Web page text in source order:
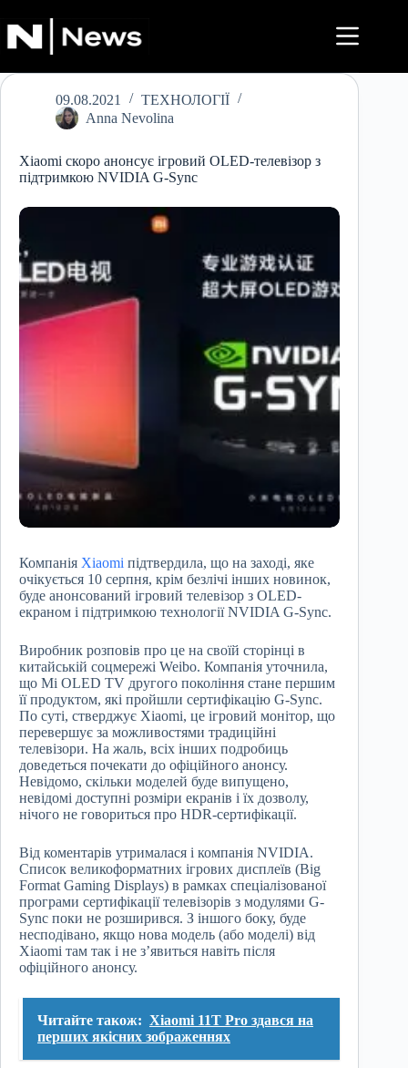
до
вмісту
09.08.2021
ТЕХНОЛОГІЇ
Anna Nevolina
Xiaomi скоро анонсує ігровий OLED-телевізор з
підтримкою NVIDIA G-Sync
Компанія Xiaomi підтвердила, що на заході, яке
очікується 10 серпня, крім безлічі інших новинок,
буде анонсований ігровий телевізор з OLED-
екраном і підтримкою технології NVIDIA G-Sync.
Виробник розповів про це на своїй сторінці в
китайській соцмережі Weibo. Компанія уточнила,
що Mi OLED TV другого покоління стане першим
її продуктом, які пройшли сертифікацію G-Sync.
По суті, стверджує Xiaomi, це ігровий монітор, що
перевершує за можливостями традиційні
телевізори. На жаль, всіх інших подробиць
доведеться почекати до офіційного анонсу.
Невідомо, скільки моделей буде випущено,
невідомі доступні розміри екранів і їх дозволу,
нічого не говориться про HDR-сертифікації.
Від коментарів утрималася і компанія NVIDIA.
Список великоформатних ігрових дисплеїв (Big
Format Gaming Displays) в рамках спеціалізованої
програми сертифікації телевізорів з модулями G-
Sync поки не розширився. З іншого боку, буде
несподівано, якщо нова модель (або моделі) від
Xiaomi там так і не з’явиться навіть після
офіційного анонсу.
Читайте також: Xiaomi 11T Pro здався на
перших якісних зображеннях